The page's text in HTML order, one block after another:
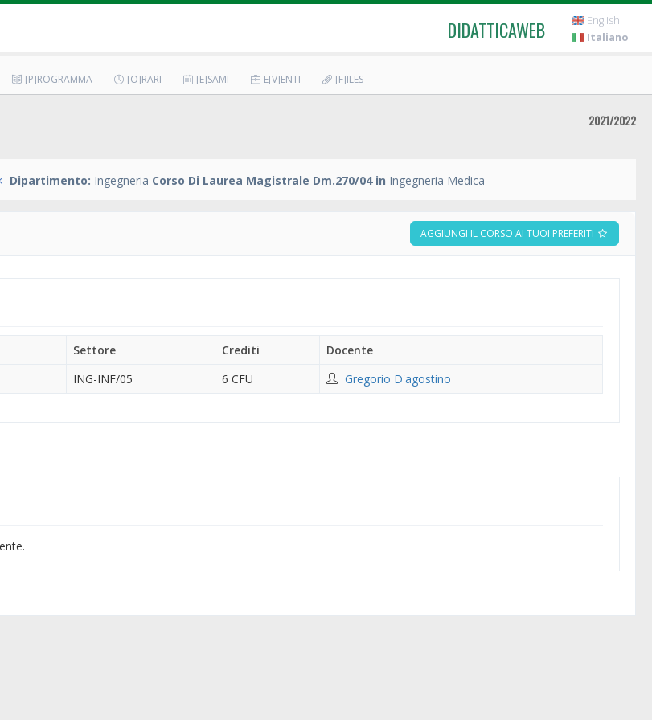
DIDATTICAWEB
English
Italiano
[P]ROGRAMMA [O]RARI [E]SAMI E[V]ENTI [F]ILES
2021/2022
Dipartimento: Ingegneria Corso Di Laurea Magistrale Dm.270/04 in Ingegneria Medica
AGGIUNGI IL CORSO AI TUOI PREFERITI
Settore Crediti
Docente
ING-INF/05 6 CFU Gregorio D'agostino